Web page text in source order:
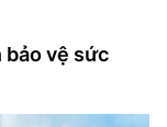
bảo vệ sức